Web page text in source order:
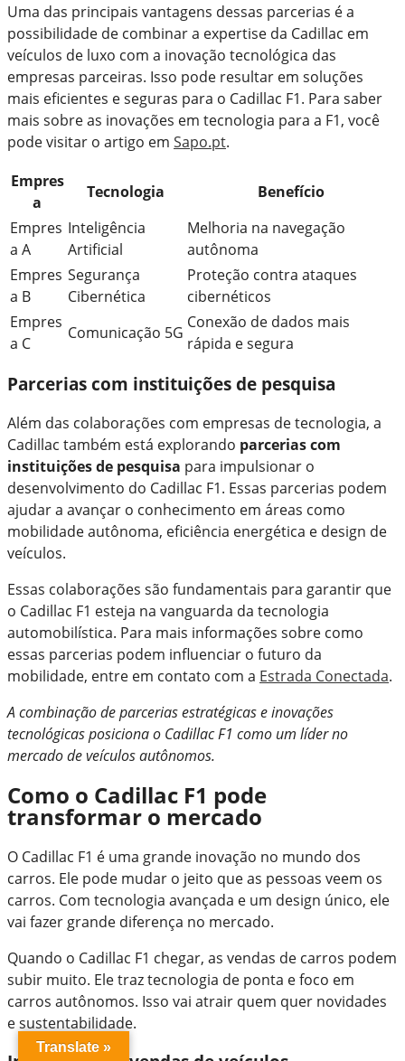
Uma das principais vantagens dessas parcerias é a
possibilidade de combinar a expertise da Cadillac em
veículos de luxo com a inovação tecnológica das
empresas parceiras. Isso pode resultar em soluções
mais eficientes e seguras para o Cadillac F1. Para saber
mais sobre as inovações em tecnologia para a F1, você
pode visitar o artigo em Sapo.pt.
Empres
a
Tecnologia
Benefício
Empres
a A
Inteligência
Artificial
Melhoria na navegação
autônoma
Empres
a B
Segurança
Cibernética
Proteção contra ataques
cibernéticos
Empres
a C
Comunicação 5G
Conexão de dados mais
rápida e segura
Parcerias com instituições de pesquisa
Além das colaborações com empresas de tecnologia, a
Cadillac também está explorando parcerias com
instituições de pesquisa para impulsionar o
desenvolvimento do Cadillac F1. Essas parcerias podem
ajudar a avançar o conhecimento em áreas como
mobilidade autônoma, eficiência energética e design de
veículos.
Essas colaborações são fundamentais para garantir que
o Cadillac F1 esteja na vanguarda da tecnologia
automobilística. Para mais informações sobre como
essas parcerias podem influenciar o futuro da
mobilidade, entre em contato com a Estrada Conectada.
A combinação de parcerias estratégicas e inovações
tecnológicas posiciona o Cadillac F1 como um líder no
mercado de veículos autônomos.
Como o Cadillac F1 pode
transformar o mercado
O Cadillac F1 é uma grande inovação no mundo dos
carros. Ele pode mudar o jeito que as pessoas veem os
carros. Com tecnologia avançada e um design único, ele
vai fazer grande diferença no mercado.
Quando o Cadillac F1 chegar, as vendas de carros podem
subir muito. Ele traz tecnologia de ponta e foco em
carros autônomos. Isso vai atrair quem quer novidades
e sustentabilidade.
Translate »